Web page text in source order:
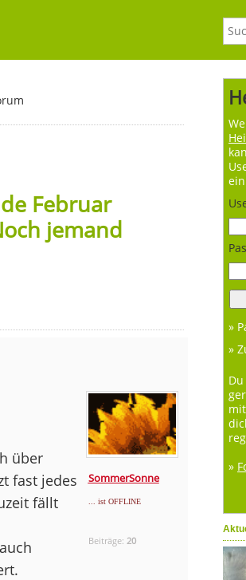
»
»
»
Februar
jemand
SommerSonne
... ist OFFLINE
Beiträge: 20
über
fast jedes
fällt